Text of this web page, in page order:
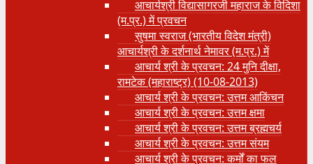
आचार्यश्री विद्यासागरजी महाराज के विदिशा
(म.प्र.) में प्रवचन
सुषमा स्वराज (भारतीय विदेश मंत्री)
आचार्यश्री के दर्शनार्थ नेमावर (म.प्र.) में
आचार्य श्री के प्रवचन: 24 मुनि दीक्षा,
रामटेक (महाराष्ट्र) (10-08-2013)
आचार्य श्री के प्रवचन: उत्तम आकिंचन
आचार्य श्री के प्रवचन: उत्तम क्षमा
आचार्य श्री के प्रवचन: उत्तम ब्रह्मचर्य
आचार्य श्री के प्रवचन: उत्तम संयम
आचार्य श्री के प्रवचन: कर्मों का फल